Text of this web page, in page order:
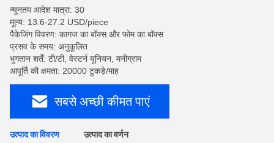
न्यूनतम आदेश मात्रा: 30
मूल्य: 13.6-27.2 USD/piece
पैकेजिंग विवरण: कागज का बॉक्स और फोम का बॉक्स
प्रसव के समय: अनुकूलित
भुगतान शर्तें: टी/टी, वेस्टर्न यूनियन, मनीग्राम
आपूर्ति की क्षमता: 20000 टुकड़े/माह
सबसे अच्छी कीमत पाएं
उत्पाद का विवरण उत्पाद का वर्णन